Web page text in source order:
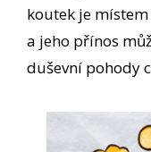
koutek je
a jeho přínos
duševní pohody